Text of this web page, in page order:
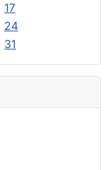
17
24
31